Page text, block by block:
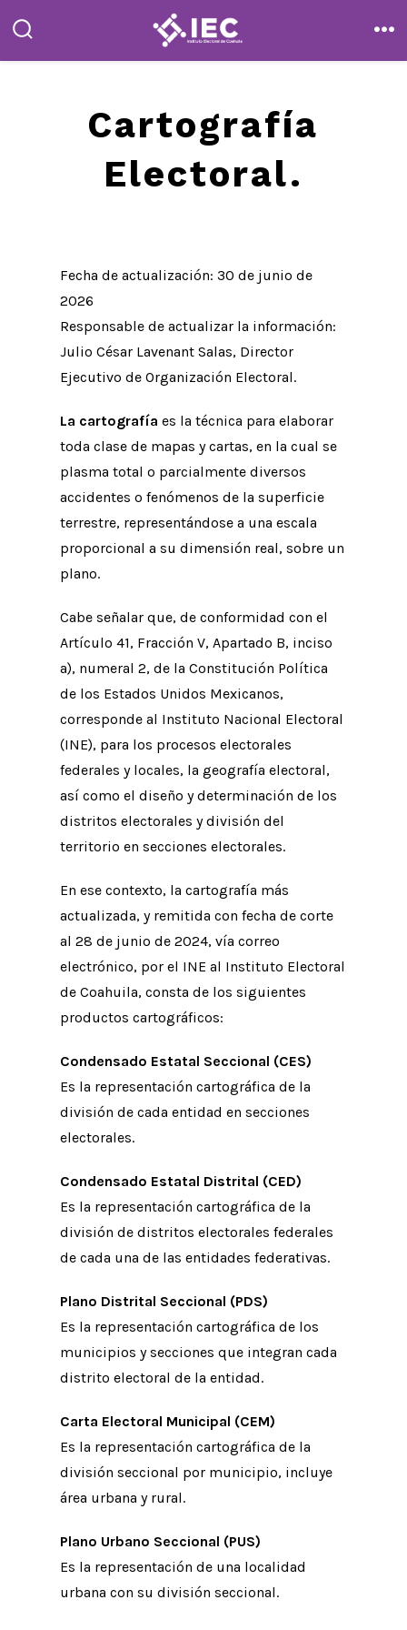
contenido
la
Cartografía
Electoral.
Fecha de actualización: 30 de junio de
2026
Responsable de actualizar la información:
Julio César Lavenant Salas, Director
Ejecutivo de Organización Electoral.
La cartografía es la técnica para elaborar
toda clase de mapas y cartas, en la cual se
plasma total o parcialmente diversos
accidentes o fenómenos de la superficie
terrestre, representándose a una escala
proporcional a su dimensión real, sobre un
plano.
Cabe señalar que, de conformidad con el
Artículo 41, Fracción V, Apartado B, inciso
a), numeral 2, de la Constitución Política
de los Estados Unidos Mexicanos,
corresponde al Instituto Nacional Electoral
(INE), para los procesos electorales
federales y locales, la geografía electoral,
así como el diseño y determinación de los
distritos electorales y división del
territorio en secciones electorales.
En ese contexto, la cartografía más
actualizada, y remitida con fecha de corte
al 28 de junio de 2024, vía correo
electrónico, por el INE al Instituto Electoral
de Coahuila, consta de los siguientes
productos cartográficos:
Condensado Estatal Seccional (CES)
Es la representación cartográfica de la
división de cada entidad en secciones
electorales.
Condensado Estatal Distrital (CED)
Es la representación cartográfica de la
división de distritos electorales federales
de cada una de las entidades federativas.
Plano Distrital Seccional (PDS)
Es la representación cartográfica de los
municipios y secciones que integran cada
distrito electoral de la entidad.
Carta Electoral Municipal (CEM)
Es la representación cartográfica de la
división seccional por municipio, incluye
área urbana y rural.
Plano Urbano Seccional (PUS)
Es la representación de una localidad
urbana con su división seccional.